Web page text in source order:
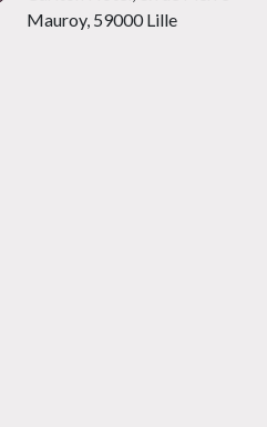
Mauroy, 59000 Lille